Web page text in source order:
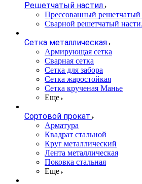
Решетчатый настил
Прессованный решетчатый
Сварной решетчатый
Сетка металлическая
Армирующая сетка
Сварная сетка
Сетка для забора
Сетка жаростойкая
Сетка крученая Манье
Еще
Сортовой прокат
Арматура
Квадрат стальной
Круг металлический
Лента металлическая
Поковка стальная
Еще